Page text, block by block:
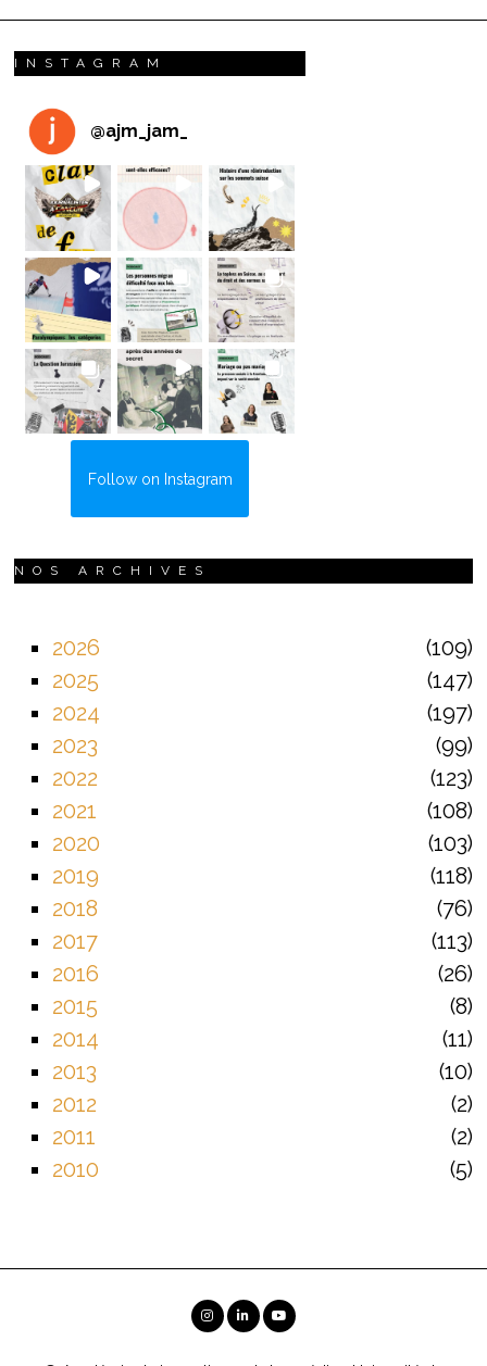
INSTAGRAM
@ajm_jam_
Follow on Instagram
NOS ARCHIVES
2026
109
2025
147
2024
197
2023
99
2022
123
2021
108
2020
103
2019
118
2018
76
2017
113
2016
26
2015
8
2014
11
2013
10
2012
2
2011
2
2010
5